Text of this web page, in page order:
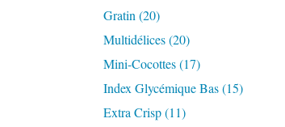
Gratin (20)
Multidélices (20)
Mini-Cocottes (17)
Index Glycémique Bas (15)
Extra Crisp (11)